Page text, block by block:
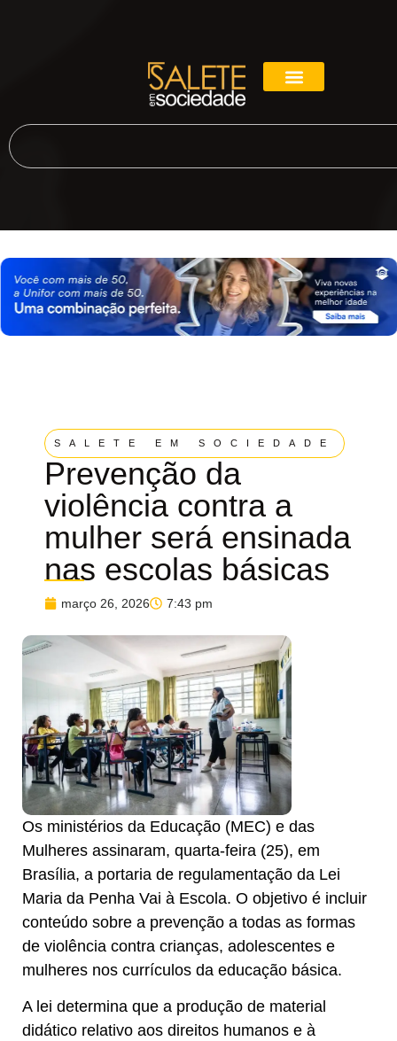
SALETE EM SOCIEDADE
Prevenção da
violência contra a
mulher será ensinada
nas escolas básicas
março 26, 2026 7:43 pm
Os ministérios da Educação (MEC) e das
Mulheres assinaram, quarta-feira (25), em
Brasília, a portaria de regulamentação da Lei
Maria da Penha Vai à Escola. O objetivo é incluir
conteúdo sobre a prevenção a todas as formas
de violência contra crianças, adolescentes e
mulheres nos currículos da educação básica.
A lei determina que a produção de material
didático relativo aos direitos humanos e à